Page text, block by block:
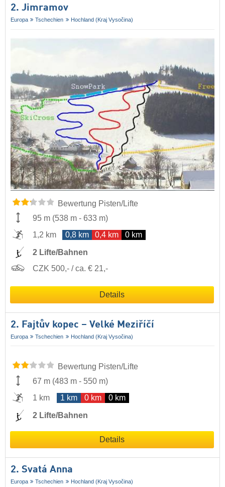
2. Jimramov
Europa Tschechien Hochland (Kraj Vysočina)
Bewertung Pisten/Lifte
95 m (538 m - 633 m)
1,2 km
0,8 km 0,4 km 0 km
2 Lifte/Bahnen
CZK 500,- / ca. € 21,-
Details
2. Fajtův kopec – Velké Meziříčí
Europa Tschechien Hochland (Kraj Vysočina)
Bewertung Pisten/Lifte
67 m (483 m - 550 m)
1 km
1 km 0 km 0 km
2 Lifte/Bahnen
Details
2. Svatá Anna
Europa Tschechien Hochland (Kraj Vysočina)